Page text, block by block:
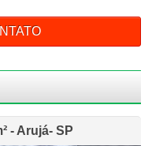
- Arujá- SP